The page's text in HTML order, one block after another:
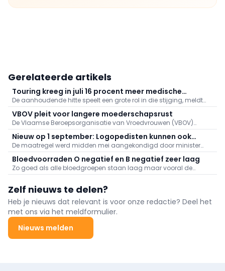
Gerelateerde artikels
Touring kreeg in juli 16 procent meer medische
dossiers binnen: "Hitte speelt grote rol"
De aanhoudende hitte speelt een grote rol in die stijging, meldt
Touring. Er kwamen daarnaast veel oproepen binnen naar
aanleiding van de bosbranden in het zuiden van Europa.
VBOV pleit voor langere moederschapsrust
De Vlaamse Beroepsorganisatie van Vroedvrouwen (VBOV)
vraagt de federale overheid om de moederschapsrust uit te
breiden tot minstens zes maanden na de bevalling.
Nieuw op 1 september: Logopedisten kunnen ook
videoconsultaties aanbieden
De maatregel werd midden mei aangekondigd door minister
van Volksgezondheid Frank Vandenbroucke (Vooruit).
Bloedvoorraden O negatief en B negatief zeer laag
Zo goed als alle bloedgroepen staan laag maar vooral de
voorraden aan O negatief en B negatief baren zorgen.
Zelf nieuws te delen?
Heb je nieuws dat relevant is voor onze redactie? Deel het
met ons via het meldformulier.
Nieuws melden